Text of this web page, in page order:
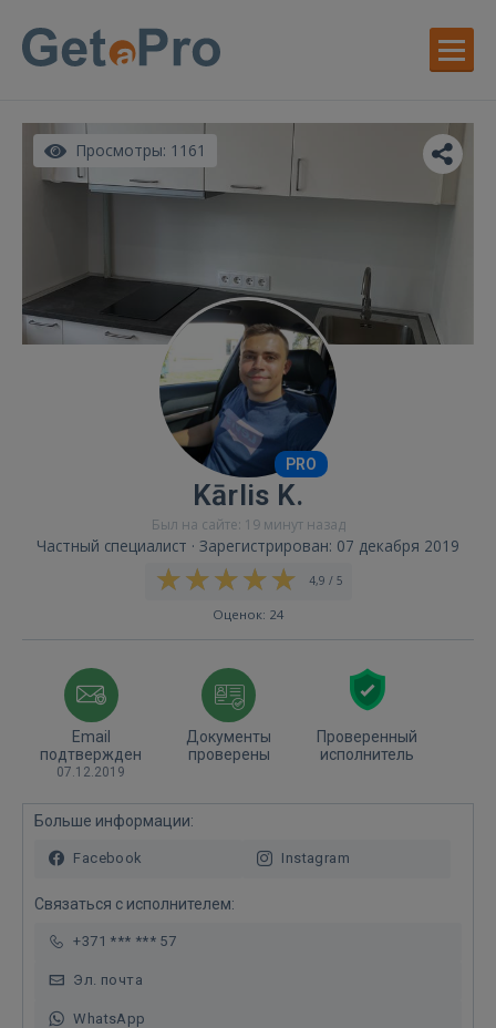
Просмотры: 1161
PRO
Kārlis K.
Был на сайте: 19 минут назад
Частный специалист · Зарегистрирован: 07 декабря 2019
4,9 / 5
Оценок: 24
Email
подтвержден
07.12.2019
Документы
проверены
Проверенный
исполнитель
Больше информации:
Facebook Instagram
Связаться с исполнителем:
+371 *** *** 57
Эл. почта
WhatsApp